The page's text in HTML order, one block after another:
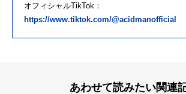
オフィシャルTikTok：
https://www.tiktok.com/@acidmanofficial
あわせて読みたい関連